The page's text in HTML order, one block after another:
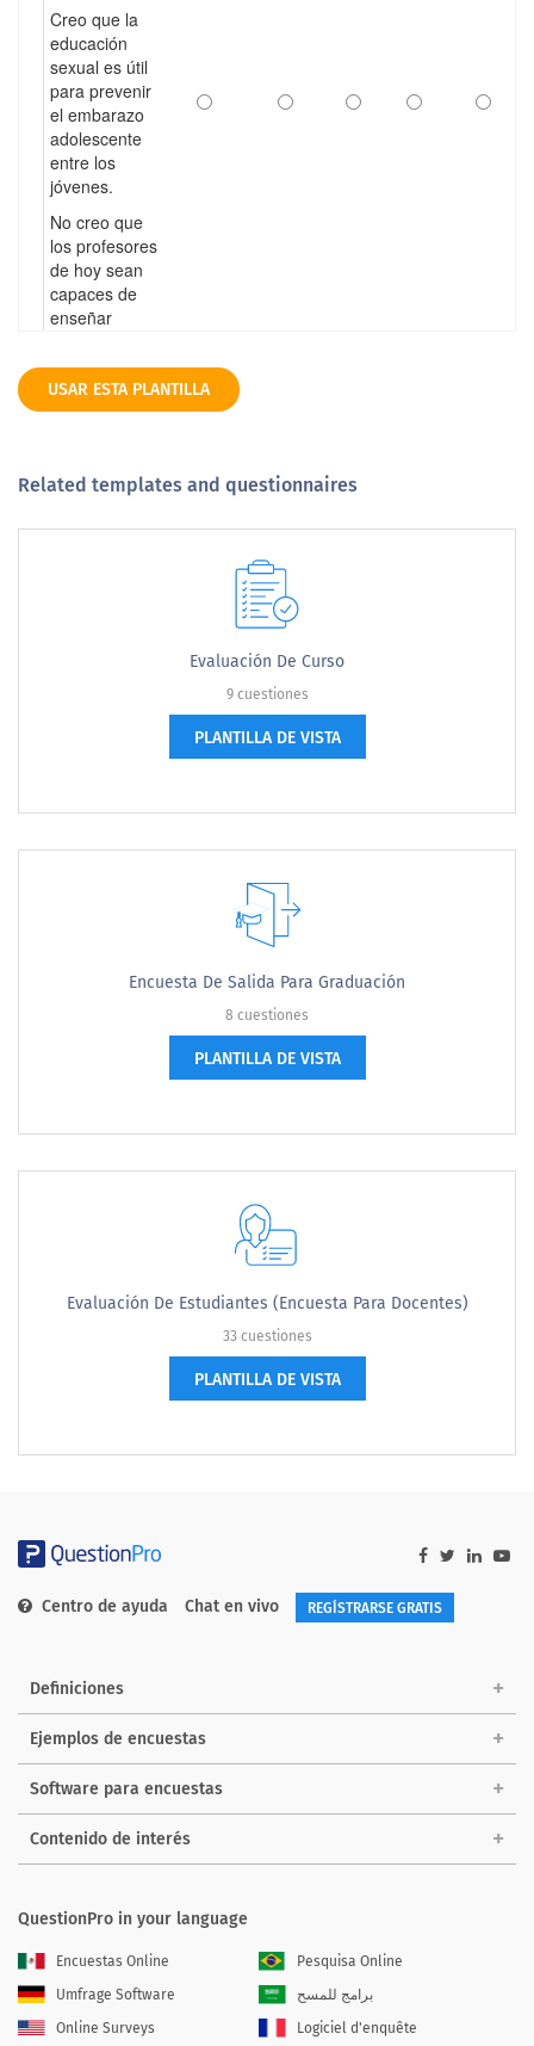
USAR ESTA PLANTILLA
Related templates and questionnaires
Evaluación De Curso
9 cuestiones
PLANTILLA DE VISTA
Encuesta De Salida Para Graduación
8 cuestiones
PLANTILLA DE VISTA
Evaluación De Estudiantes (encuesta Para Docentes)
33 cuestiones
PLANTILLA DE VISTA
Centro de ayuda Chat en vivo REGÍSTRARSE GRATIS
Definiciones
Ejemplos de encuestas
Software para encuestas
Contenido de interés
QuestionPro in your language
Encuestas Online
Pesquisa Online
Umfrage Software
برامج للمسح
Online Surveys
Logiciel d'enquête